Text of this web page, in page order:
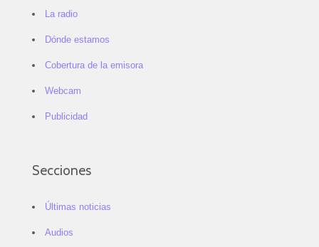
La radio
Dónde estamos
Cobertura de la emisora
Webcam
Publicidad
Secciones
Últimas noticias
Audios